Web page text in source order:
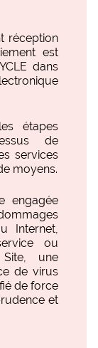
réception
est
dans
étapes
de
services
moyens.
engagée
Internet,
ou
une
de virus
de force
et